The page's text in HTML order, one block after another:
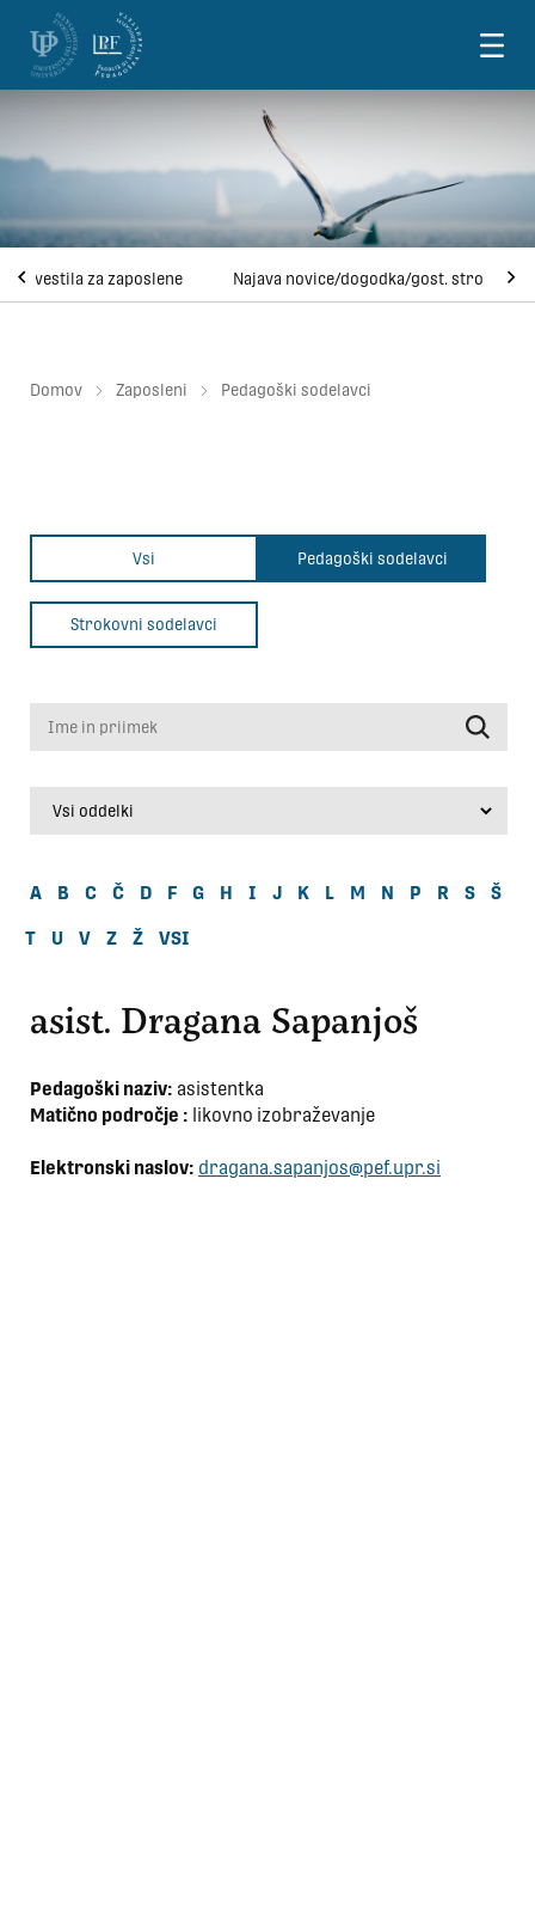
Skoči na vsebino
Obvestila za zaposlene Najava novice/dogodka/gost. strok.
Domov Zaposleni Pedagoški sodelavci
Vsi Pedagoški sodelavci
Strokovni sodelavci
A B C Č D F G H I J K L M N P R S Š
T U V Z Ž VSI
asist. Dragana Sapanjoš
Pedagoški naziv: asistentka
Matično področje : likovno izobraževanje
Elektronski naslov: dragana.sapanjos@pef.upr.si